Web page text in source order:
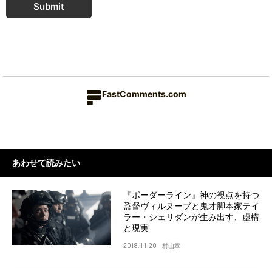
Submit
FastComments.com
あわせて読みたい
『ボーダーライン』神の視点を持つ
監督ヴィルヌーブと鬼才脚本家テイ
ラー・シェリダンが生み出す、虚構
と現実
2018.11.20 村山章